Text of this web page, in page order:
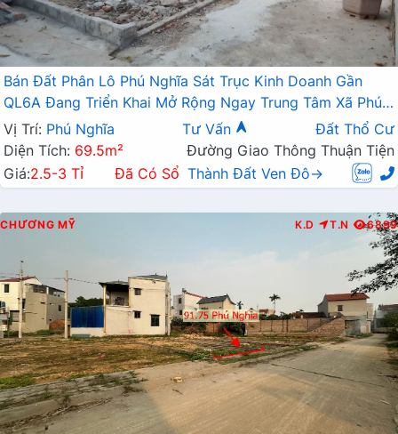
Bán Đất Phân Lô Phú Nghĩa Sát Trục Kinh Doanh Gần
QL6A Đang Triển Khai Mở Rộng Ngay Trung Tâm Xã Phú
Nghĩa
Vị Trí: Phú Nghĩa Tư Vấn
Đất Thổ Cư
Diện Tích: 69.5m²
Đường Giao Thông Thuận Tiện
Giá:2.5-3 Tỉ Đã Có Sổ Thành Đất Ven Đô→
CHƯƠNG MỸ K.D T.N 6899